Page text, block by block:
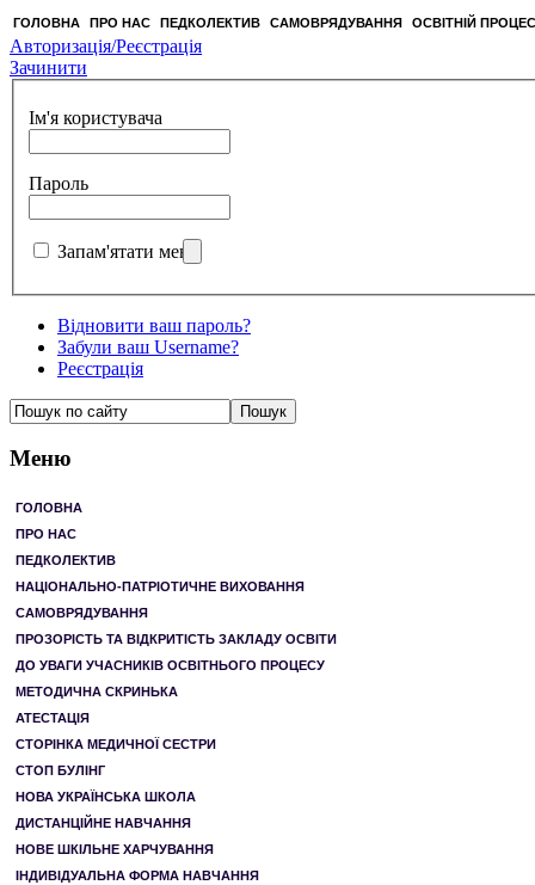
ГОЛОВНА ПРО НАС ПЕДКОЛЕКТИВ САМОВРЯДУВАННЯ ОСВІТНІЙ ПРОЦЕС
Авторизація/Реєстрація
Зачинити
Ім'я користувача
Пароль
Запам'ятати мене
Відновити ваш пароль?
Забули ваш Username?
Реєстрація
Меню
ГОЛОВНА
ПРО НАС
ПЕДКОЛЕКТИВ
НАЦІОНАЛЬНО-ПАТРІОТИЧНЕ ВИХОВАННЯ
САМОВРЯДУВАННЯ
ПРОЗОРІСТЬ ТА ВІДКРИТІСТЬ ЗАКЛАДУ ОСВІТИ
ДО УВАГИ УЧАСНИКІВ ОСВІТНЬОГО ПРОЦЕСУ
МЕТОДИЧНА СКРИНЬКА
АТЕСТАЦІЯ
СТОРІНКА МЕДИЧНОЇ СЕСТРИ
СТОП БУЛІНГ
НОВА УКРАЇНСЬКА ШКОЛА
ДИСТАНЦІЙНЕ НАВЧАННЯ
НОВЕ ШКІЛЬНЕ ХАРЧУВАННЯ
ІНДИВІДУАЛЬНА ФОРМА НАВЧАННЯ